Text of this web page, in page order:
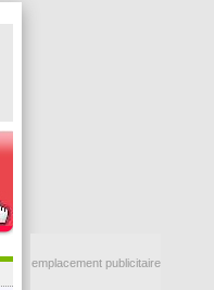
emplacement publicitaire